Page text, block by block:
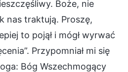
Boże, nie
nas traktują. Proszę,
to pojął i mógł wyrwać
Przypomniał mi się
Bóg Wszechmogący